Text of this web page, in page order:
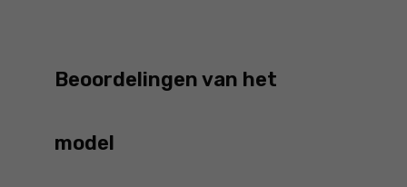
Beoordelingen van het
model